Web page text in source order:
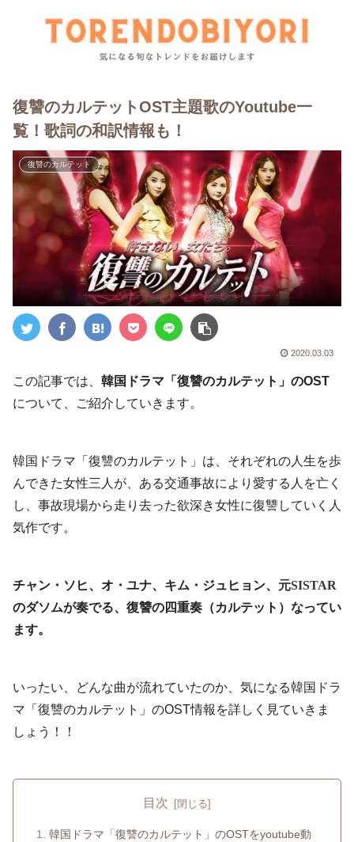
復讐のカルテットOST主題歌のYoutube一
覧！歌詞の和訳情報も！
復讐のカルテット
2020.03.03
この記事では、 韓国ドラマ「復讐のカルテット」のOST
について、ご紹介していきます。
韓国ドラマ「復讐のカルテット」は、それぞれの人生を歩
んできた女性三人が、ある交通事故により愛する人を亡く
し、事故現場から走り去った欲深き女性に復讐していく人
気作です。
チャン・ソヒ、オ・ユナ、キム・ジュヒョン、 元SISTAR
のダソムが奏でる、復讐の四重奏（カルテット）なってい
ます。
いったい、どんな曲が流れていたのか、気になる韓国ドラ
マ「復讐のカルテット」のOST情報を詳しく見ていきま
しょう！！
目次
韓国ドラマ「復讐のカルテット」のOSTをyoutube動